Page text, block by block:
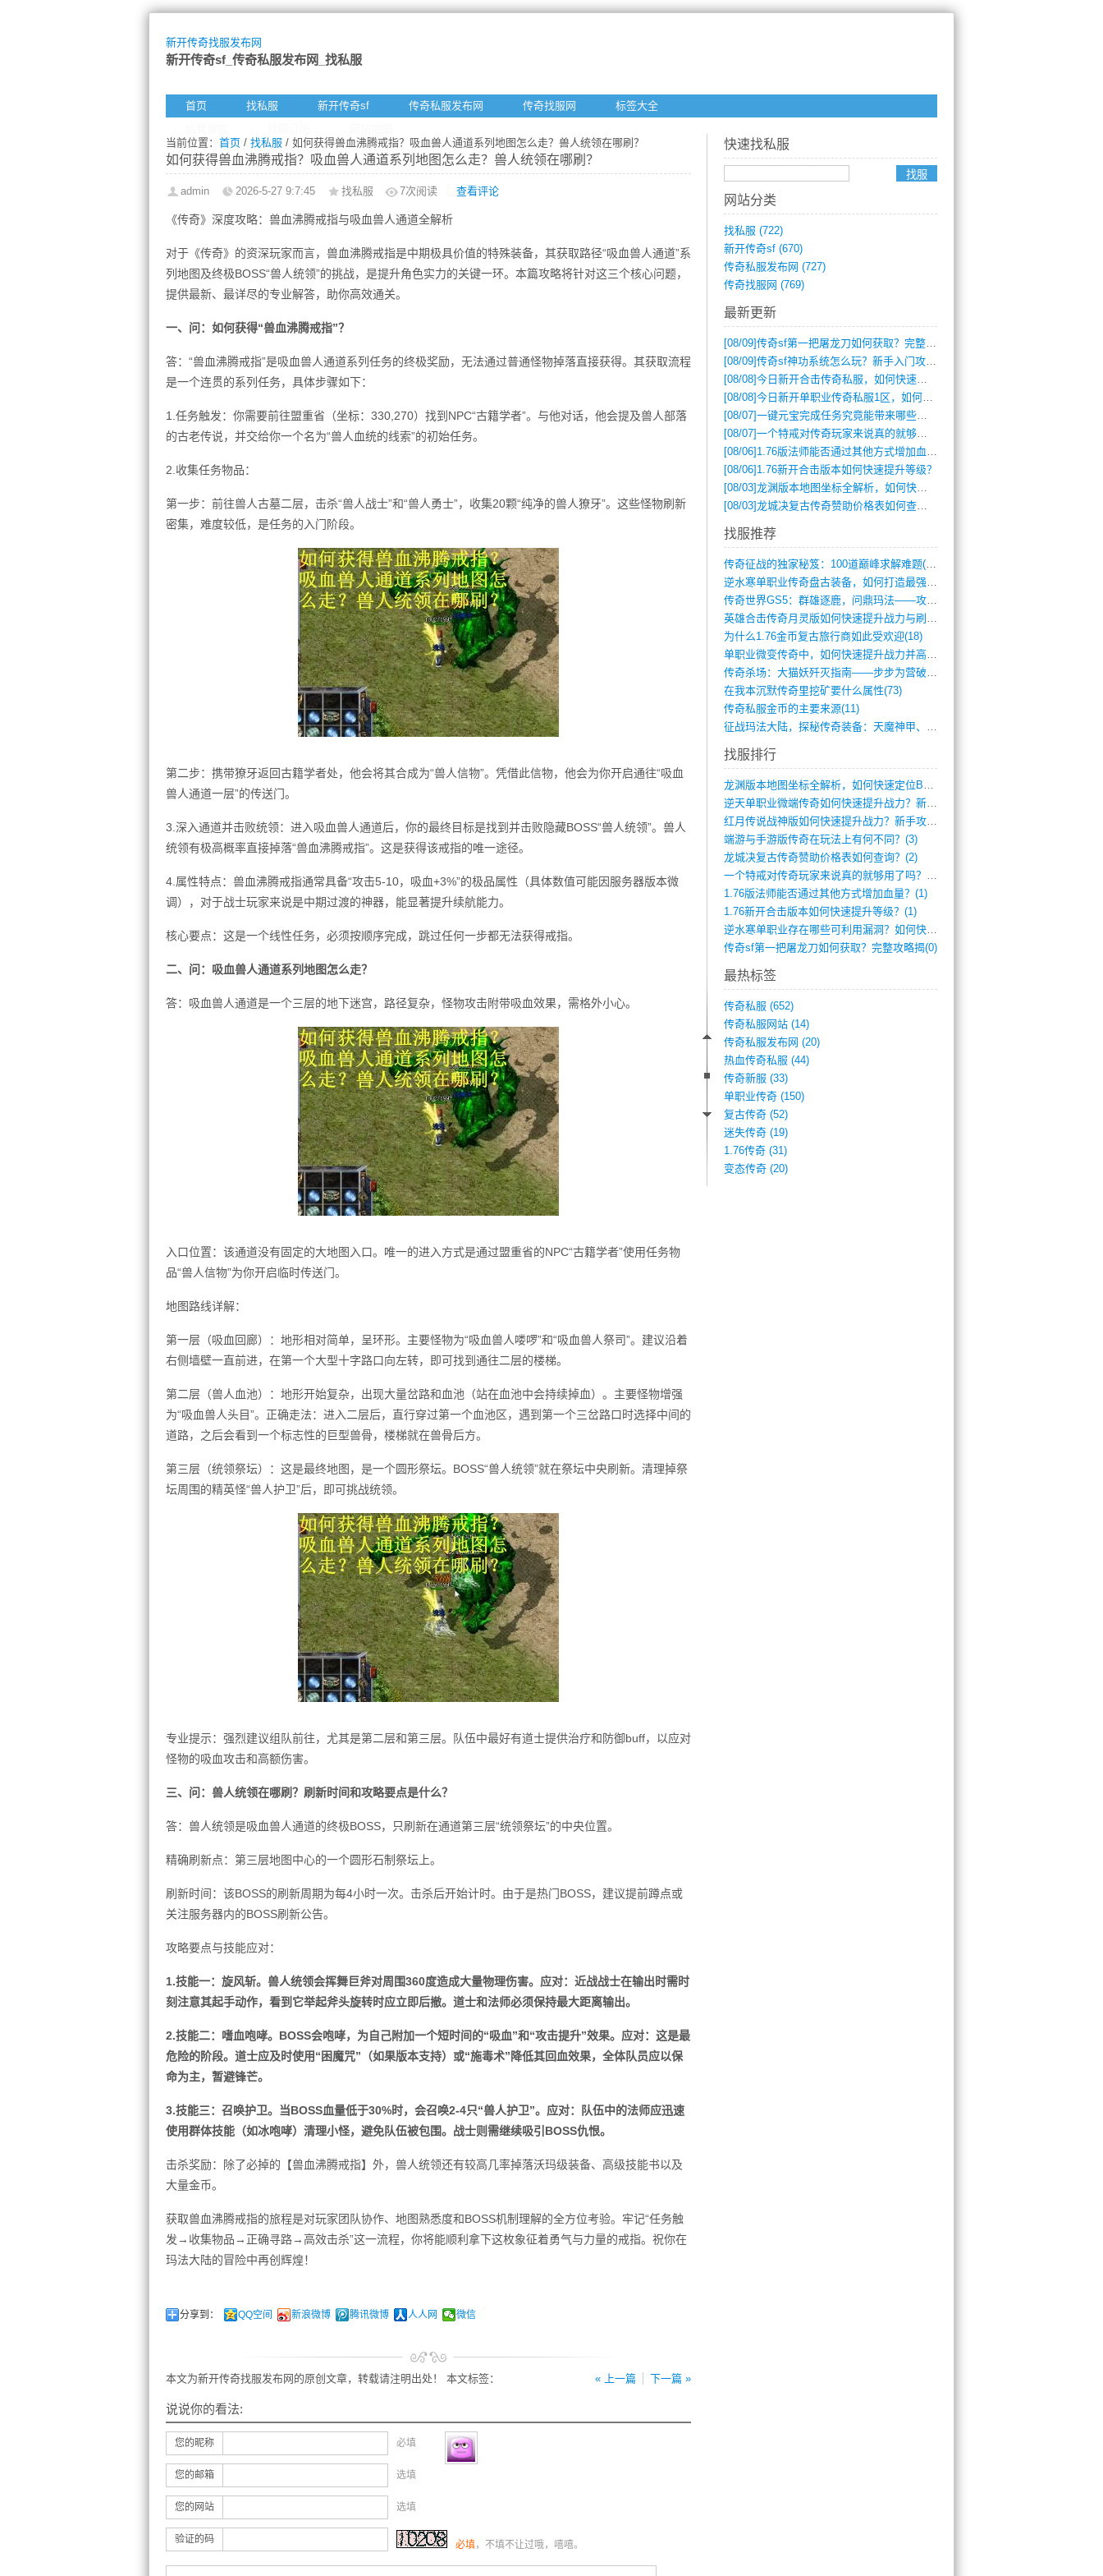
新开传奇找服发布网
新开传奇sf_传奇私服发布网_找私服
首页 找私服 新开传奇sf 传奇私服发布网 传奇找服网
标签大全
当前位置： 首页 / 找私服 / 如何获得兽血沸腾戒指？吸血兽人通道系列地图怎么走？兽人统领在哪刷？
如何获得兽血沸腾戒指？吸血兽人通道系列地图怎么走？兽人统领在哪刷？
admin 2026-5-27 9:7:45 找私服 7次阅读 查看评论
《传奇》深度攻略：兽血沸腾戒指与吸血兽人通道全解析
对于《传奇》的资深玩家而言，兽血沸腾戒指是中期极具价值的特殊装备，其获取路径“吸血兽人通道”系
列地图及终极BOSS“兽人统领”的挑战，是提升角色实力的关键一环。本篇攻略将针对这三个核心问题，
提供最新、最详尽的专业解答，助你高效通关。
一、问：如何获得“兽血沸腾戒指”？
答：“兽血沸腾戒指”是吸血兽人通道系列任务的终极奖励，无法通过普通怪物掉落直接获得。其获取流程
是一个连贯的系列任务，具体步骤如下：
1.任务触发：你需要前往盟重省（坐标：330,270）找到NPC“古籍学者”。与他对话，他会提及兽人部落
的古老传说，并交给你一个名为“兽人血统的线索”的初始任务。
2.收集任务物品：
第一步：前往兽人古墓二层，击杀“兽人战士”和“兽人勇士”，收集20颗“纯净的兽人獠牙”。这些怪物刷新
密集，难度较低，是任务的入门阶段。
第二步：携带獠牙返回古籍学者处，他会将其合成为“兽人信物”。凭借此信物，他会为你开启通往“吸血
兽人通道一层”的传送门。
3.深入通道并击败统领：进入吸血兽人通道后，你的最终目标是找到并击败隐藏BOSS“兽人统领”。兽人
统领有极高概率直接掉落“兽血沸腾戒指”。这是获得该戒指的唯一途径。
4.属性特点：兽血沸腾戒指通常具备“攻击5-10，吸血+3%”的极品属性（具体数值可能因服务器版本微
调），对于战士玩家来说是中期过渡的神器，能显著提升续航能力。
核心要点：这是一个线性任务，必须按顺序完成，跳过任何一步都无法获得戒指。
二、问：吸血兽人通道系列地图怎么走？
答：吸血兽人通道是一个三层的地下迷宫，路径复杂，怪物攻击附带吸血效果，需格外小心。
入口位置：该通道没有固定的大地图入口。唯一的进入方式是通过盟重省的NPC“古籍学者”使用任务物
品“兽人信物”为你开启临时传送门。
地图路线详解：
第一层（吸血回廊）：地形相对简单，呈环形。主要怪物为“吸血兽人喽啰”和“吸血兽人祭司”。建议沿着
右侧墙壁一直前进，在第一个大型十字路口向左转，即可找到通往二层的楼梯。
第二层（兽人血池）：地形开始复杂，出现大量岔路和血池（站在血池中会持续掉血）。主要怪物增强
为“吸血兽人头目”。正确走法：进入二层后，直行穿过第一个血池区，遇到第一个三岔路口时选择中间的
道路，之后会看到一个标志性的巨型兽骨，楼梯就在兽骨后方。
第三层（统领祭坛）：这是最终地图，是一个圆形祭坛。BOSS“兽人统领”就在祭坛中央刷新。清理掉祭
坛周围的精英怪“兽人护卫”后，即可挑战统领。
专业提示：强烈建议组队前往，尤其是第二层和第三层。队伍中最好有道士提供治疗和防御buff，以应对
怪物的吸血攻击和高额伤害。
三、问：兽人统领在哪刷？刷新时间和攻略要点是什么？
答：兽人统领是吸血兽人通道的终极BOSS，只刷新在通道第三层“统领祭坛”的中央位置。
精确刷新点：第三层地图中心的一个圆形石制祭坛上。
刷新时间：该BOSS的刷新周期为每4小时一次。击杀后开始计时。由于是热门BOSS，建议提前蹲点或
关注服务器内的BOSS刷新公告。
攻略要点与技能应对：
1.技能一：旋风斩。兽人统领会挥舞巨斧对周围360度造成大量物理伤害。应对：近战战士在输出时需时
刻注意其起手动作，看到它举起斧头旋转时应立即后撤。道士和法师必须保持最大距离输出。
2.技能二：嗜血咆哮。BOSS会咆哮，为自己附加一个短时间的“吸血”和“攻击提升”效果。应对：这是最
危险的阶段。道士应及时使用“困魔咒”（如果版本支持）或“施毒术”降低其回血效果，全体队员应以保
命为主，暂避锋芒。
3.技能三：召唤护卫。当BOSS血量低于30%时，会召唤2-4只“兽人护卫”。应对：队伍中的法师应迅速
使用群体技能（如冰咆哮）清理小怪，避免队伍被包围。战士则需继续吸引BOSS仇恨。
击杀奖励：除了必掉的【兽血沸腾戒指】外，兽人统领还有较高几率掉落沃玛级装备、高级技能书以及
大量金币。
获取兽血沸腾戒指的旅程是对玩家团队协作、地图熟悉度和BOSS机制理解的全方位考验。牢记“任务触
发→收集物品→正确寻路→高效击杀”这一流程，你将能顺利拿下这枚象征着勇气与力量的戒指。祝你在
玛法大陆的冒险中再创辉煌！
分享到： QQ空间 新浪微博 腾讯微博 人人网 微信
« 上一篇 下一篇 »
本文为新开传奇找服发布网的原创文章，转载请注明出处！ 本文标签：
说说你的看法:
您的昵称 必填
您的邮箱 选填
您的网站 选填
验证的码 必填，不填不让过哦，嘻嘻。
快速找私服
网站分类
找私服 (722)
新开传奇sf (670)
传奇私服发布网 (727)
传奇找服网 (769)
最新更新
[08/09]传奇sf第一把屠龙刀如何获取？完整攻略揭秘
[08/09]传奇sf神功系统怎么玩？新手入门攻略全解析
[08/08]今日新开合击传奇私服，如何快速提升角色战力？
[08/08]今日新开单职业传奇私服1区，如何快速升级与获取顶级装备？
[08/07]一键元宝完成任务究竟能带来哪些超值优势？
[08/07]一个特戒对传奇玩家来说真的就够用了吗？
[08/06] 1.76版法师能否通过其他方式增加血量？
[08/06] 1.76新开合击版本如何快速提升等级？
[08/03]龙渊版本地图坐标全解析，如何快速定位BOSS位置？
[08/03]龙城决复古传奇赞助价格表如何查询？
找服推荐
传奇征战的独家秘笈：100道巅峰求解难题(366)
逆水寒单职业传奇盘古装备，如何打造最强战(491)
传奇世界GS5：群雄逐鹿，问鼎玛法——攻(626)
英雄合击传奇月灵版如何快速提升战力与刷装(381)
为什么1.76金币复古旅行商如此受欢迎(18)
单职业微变传奇中，如何快速提升战力并高效(5)
传奇杀场：大猫妖歼灭指南——步步为营破强(347)
在我本沉默传奇里挖矿要什么属性(73)
传奇私服金币的主要来源(11)
征战玛法大陆，探秘传奇装备：天魔神甲、屠(870)
找服排行
龙渊版本地图坐标全解析，如何快速定位BO(4)
逆天单职业微端传奇如何快速提升战力？新手(4)
红月传说战神版如何快速提升战力？新手攻略(3)
端游与手游版传奇在玩法上有何不同？(3)
龙城决复古传奇赞助价格表如何查询？(2)
一个特戒对传奇玩家来说真的就够用了吗？(1)
1.76版法师能否通过其他方式增加血量？(1)
1.76新开合击版本如何快速提升等级？(1)
逆水寒单职业存在哪些可利用漏洞？如何快速(1)
传奇sf第一把屠龙刀如何获取？完整攻略揭(0)
最热标签
传奇私服 (652)
传奇私服网站 (14)
传奇私服发布网 (20)
热血传奇私服 (44)
传奇新服 (33)
单职业传奇 (150)
复古传奇 (52)
迷失传奇 (19)
1.76传奇 (31)
变态传奇 (20)